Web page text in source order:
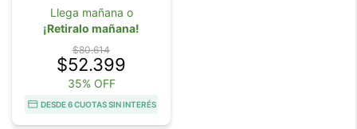
Llega mañana o
¡Retiralo mañana!
$80.614
$52.399
35% OFF
DESDE 6 CUOTAS SIN INTERÉS